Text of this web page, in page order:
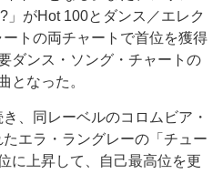
」がHot 100とダンス／エレク
ートの両チャートで首位を獲得
ダンス・ソング・チャートの
となった。
、同レーベルのコロムビア・
エラ・ラングレーの「チュー
に上昇して、自己最高位を更